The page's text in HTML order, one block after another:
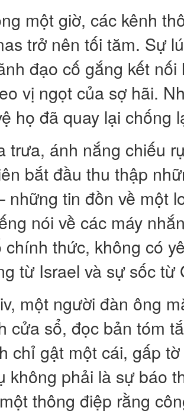
một giờ, các kênh
trở nên tối tăm. Sự
đạo cố gắng kết
vị ngọt của sợ hãi.
họ đã quay lại chống
trưa, ánh nắng chiếu
bắt đầu thu thập
những tin đồn về một
nói về các máy
chính thức, không có
từ Israel và sự sốc từ
một người đàn ông
cửa sổ, đọc bản tóm
chỉ gật một cái, gấp
không phải là sự báo
thông điệp rằng